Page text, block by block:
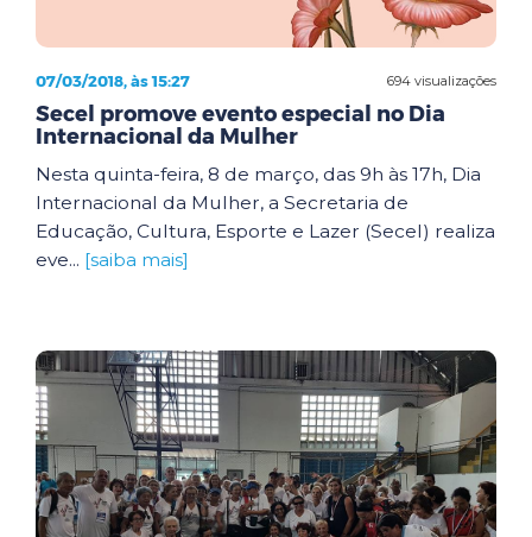
694 visualizações
07/03/2018, às 15:27
Secel promove evento especial no Dia
Internacional da Mulher
Nesta quinta-feira, 8 de março, das 9h às 17h, Dia
Internacional da Mulher, a Secretaria de
Educação, Cultura, Esporte e Lazer (Secel) realiza
eve... [saiba mais]